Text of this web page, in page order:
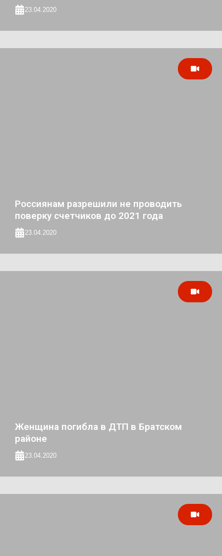
23.04.2020
Россиянам разрешили не проводить
поверку счетчиков до 2021 года
23.04.2020
Женщина погибла в ДТП в Братском
районе
23.04.2020